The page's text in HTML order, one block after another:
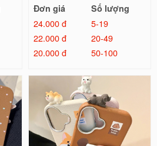
Đơn giá
Số lượng
24.000 đ
5-19
22.000 đ
20-49
20.000 đ
50-100